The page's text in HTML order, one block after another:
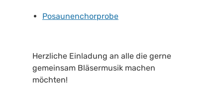
Posaunenchorprobe
Herzliche Einladung an alle die gerne
gemeinsam Bläsermusik machen
möchten!